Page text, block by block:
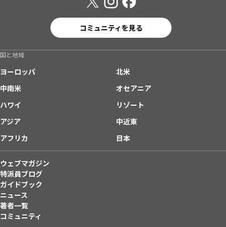
コミュニティを見る
国と地域
ヨーロッパ
北米
中南米
オセアニア
ハワイ
リゾート
アジア
中近東
アフリカ
日本
ウェブマガジン
特派員ブログ
ガイドブック
ニュース
著者一覧
コミュニティ